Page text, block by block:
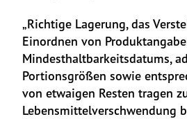
„Richtige Lagerung, das
Einordnen von
Mindesthaltbarkeitsdatums,
Portionsgrößen sowie
von etwaigen Resten tragen
Lebensmittelverschwendung